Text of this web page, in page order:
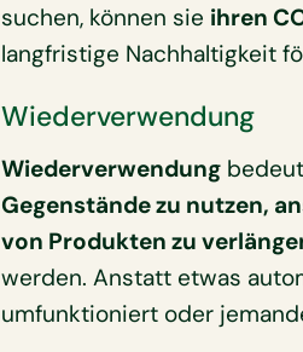
suchen, können sie ihren
langfristige Nachhaltigkeit
Wiederverwendung
Wiederverwendung
Gegenstände zu nutzen,
von Produkten zu
werden. Anstatt etwas
umfunktioniert oder